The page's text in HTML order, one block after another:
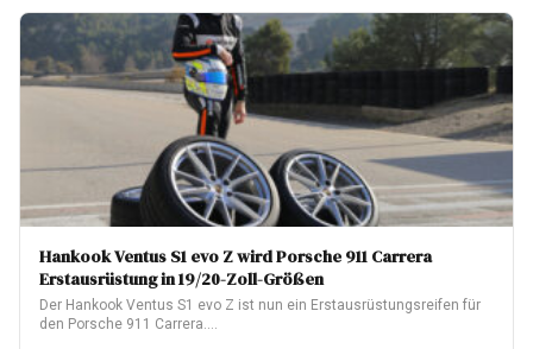
Hankook Ventus S1 evo Z wird Porsche 911 Carrera
Erstausrüstung in 19/20-Zoll-Größen
Der Hankook Ventus S1 evo Z ist nun ein Erstausrüstungsreifen für
den Porsche 911 Carrera.…